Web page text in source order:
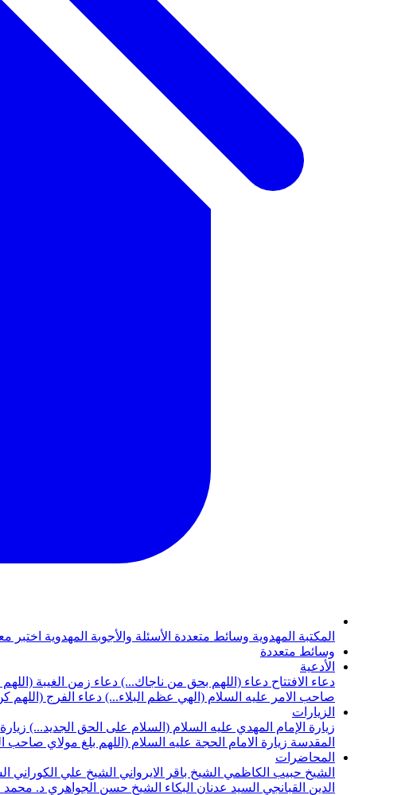
المكتبة المهدوية وسائط متعددة الأسئلة والأجوبة المهدوية اختبر
وسائط متعددة
الأدعية
دعاء الافتتاح دعاء (اللهم بحق من ناجاك...) دعاء زمن الغيبة
صاحب الامر عليه السلام (الهي عظم البلاء...) دعاء الفرج (اللهم
الزيارات
زيارة الإمام المهدي عليه السلام (السلام على الحق الجديد...)
المقدسة زيارة الامام الحجة عليه السلام (اللهم بلغ مولاي صاحب
المحاضرات
الشيخ حبيب الكاظمي الشيخ باقر الايرواني الشيخ علي الكوراني
الدين القبانجي السيد عدنان البكاء الشيخ حسن الجواهري د. محمد